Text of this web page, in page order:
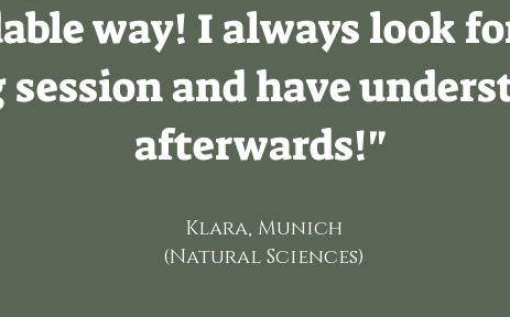
way! I always look
and have
afterwards!"
Klara, Munich
(Natural Sciences)